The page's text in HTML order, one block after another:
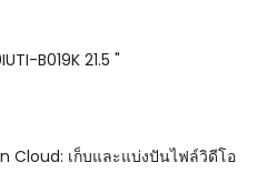
B019K 21.5 "
Cloud: เก็บและแบ่งปันไฟล์วิดีโอ